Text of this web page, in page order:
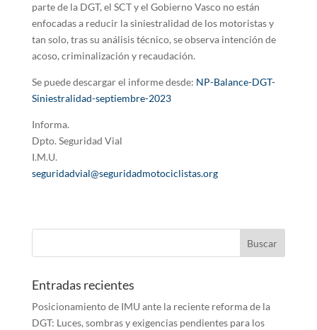
parte de la DGT, el SCT y el Gobierno Vasco no están
enfocadas a reducir la siniestralidad de los motoristas y
tan solo, tras su análisis técnico, se observa intención de
acoso, criminalización y recaudación.
Se puede descargar el informe desde: NP-Balance-DGT-
Siniestralidad-septiembre-2023
Informa.
Dpto. Seguridad Vial
I.M.U.
seguridadvial@seguridadmotociclistas.org
Entradas recientes
Posicionamiento de IMU ante la reciente reforma de la
DGT: Luces, sombras y exigencias pendientes para los